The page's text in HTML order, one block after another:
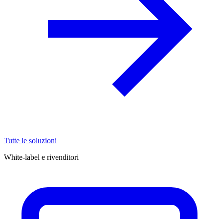
Tutte le soluzioni
White-label e rivenditori